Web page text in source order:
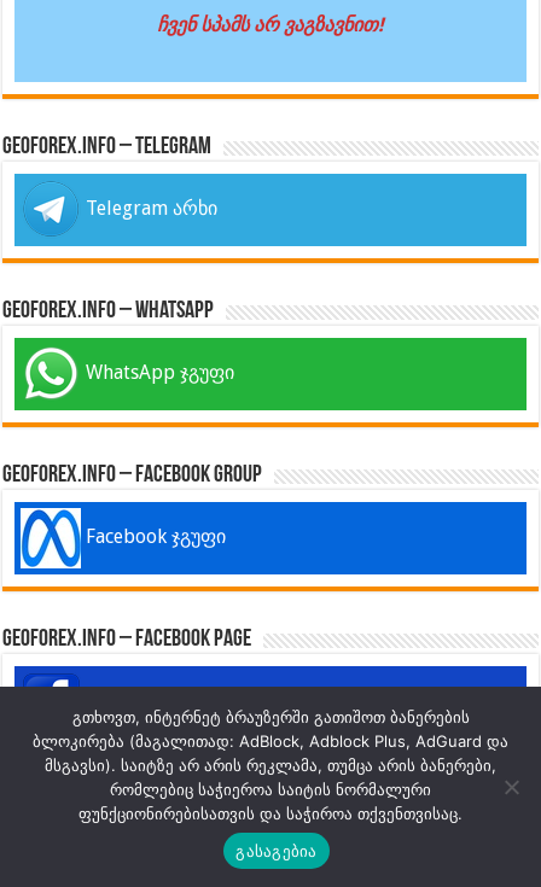
ჩვენ სპამს არ ვაგზავნით!
GeoForex.info – Telegram
Telegram არხი
GeoForex.info – WhatsApp
WhatsApp ჯგუფი
GeoForex.info – Facebook Group
Facebook ჯგუფი
GeoForex.info – Facebook Page
GeoForex.info – Youtube
გთხოვთ, ინტერნეტ ბრაუზერში გათიშოთ ბანერების
ბლოკირება (მაგალითად: AdBlock, Adblock Plus, AdGuard და
მსგავსი). საიტზე არ არის რეკლამა, თუმცა არის ბანერები,
რომლებიც საჭიეროა საიტის ნორმალური
ფუნქციონირებისათვის და საჭიროა თქვენთვისაც.
გასაგებია